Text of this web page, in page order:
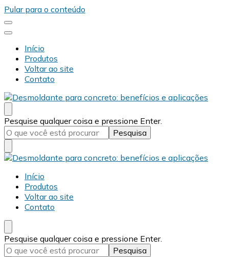
Pular para o conteúdo
Início
Produtos
Voltar ao site
Contato
Desmold
Blog Desmold
Procurando
algo?
Pesquise qualquer coisa e pressione Enter.
Desmold
Blog Desmold
Início
Produtos
Voltar ao site
Contato
Procurando
algo?
Pesquise qualquer coisa e pressione Enter.